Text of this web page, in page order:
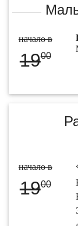
начало в
1900
начало в
1900